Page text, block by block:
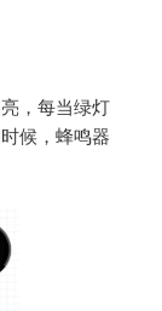
，每当绿灯
候，蜂鸣器